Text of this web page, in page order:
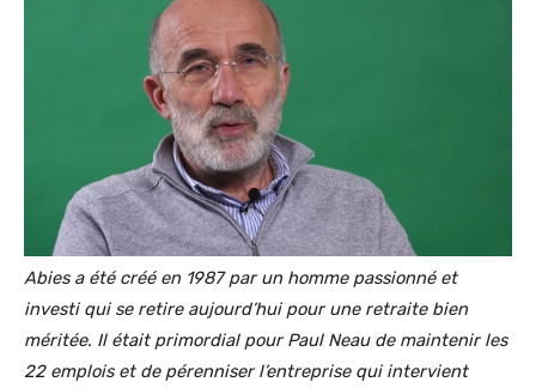
Abies a été créé en 1987 par un homme passionné et
investi qui se retire aujourd’hui pour une retraite bien
méritée. Il était primordial pour Paul Neau de maintenir les
22 emplois et de pérenniser l’entreprise qui intervient